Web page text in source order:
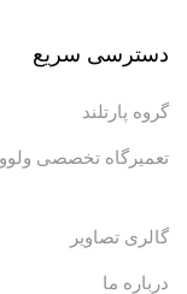
دسترسی سریع
گروه پارتلند
تعمیرگاه تخصصی ولوو
گالری تصاویر
درباره ما